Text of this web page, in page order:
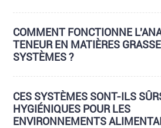
COMMENT FONCTIONNE
TENEUR EN MATIÈRES
SYSTÈMES ?
CES SYSTÈMES SONT-ILS
HYGIÉNIQUES POUR LES
ENVIRONNEMENTS